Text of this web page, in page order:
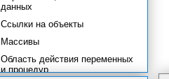
данных
Ссылки на объекты
Массивы
Область действия переменных
и процедур